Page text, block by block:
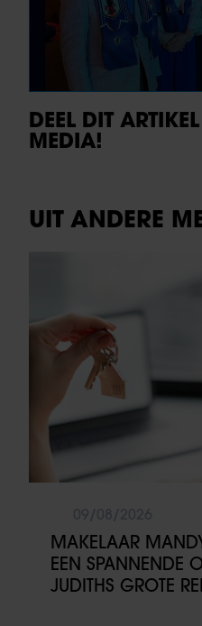
DEEL DIT
MEDIA!
UIT ANDERE
MAKELAAR
EEN SPANNENDE
JUDITHS GROTE